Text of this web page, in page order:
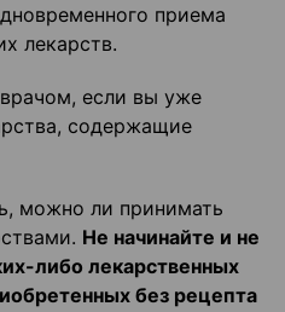
приема
лекарств.
если вы уже
содержащие
можно ли принимать
Не начинайте и не
либо лекарственных
без рецепта